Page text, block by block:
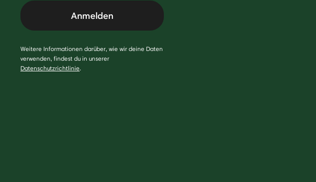
Anmelden
Weitere Informationen darüber, wie wir deine Daten
verwenden, findest du in unserer
Datenschutzrichtlinie.